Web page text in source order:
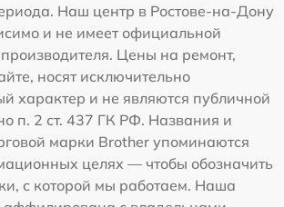
Наш центр в Ростове-на-Дону
и не имеет официальной
Цены на ремонт,
носят исключительно
характер и не являются публичной
п. 2 ст. 437 ГК РФ. Названия и
марки Brother упоминаются
целях — чтобы обозначить
с которой мы работаем. Наша